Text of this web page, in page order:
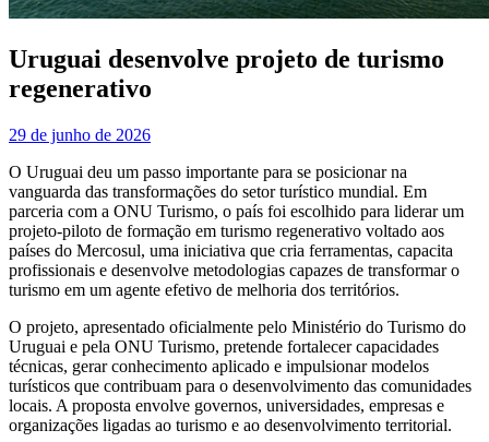
Uruguai desenvolve projeto de turismo
regenerativo
29 de junho de 2026
O Uruguai deu um passo importante para se posicionar na
vanguarda das transformações do setor turístico mundial. Em
parceria com a ONU Turismo, o país foi escolhido para liderar um
projeto-piloto de formação em turismo regenerativo voltado aos
países do Mercosul, uma iniciativa que cria ferramentas, capacita
profissionais e desenvolve metodologias capazes de transformar o
turismo em um agente efetivo de melhoria dos territórios.
O projeto, apresentado oficialmente pelo Ministério do Turismo do
Uruguai e pela ONU Turismo, pretende fortalecer capacidades
técnicas, gerar conhecimento aplicado e impulsionar modelos
turísticos que contribuam para o desenvolvimento das comunidades
locais. A proposta envolve governos, universidades, empresas e
organizações ligadas ao turismo e ao desenvolvimento territorial.